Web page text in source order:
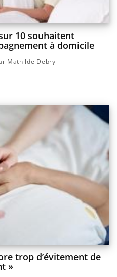
10 souhaitent
à domicile
Mathilde Debry
trop d’évitement de
»